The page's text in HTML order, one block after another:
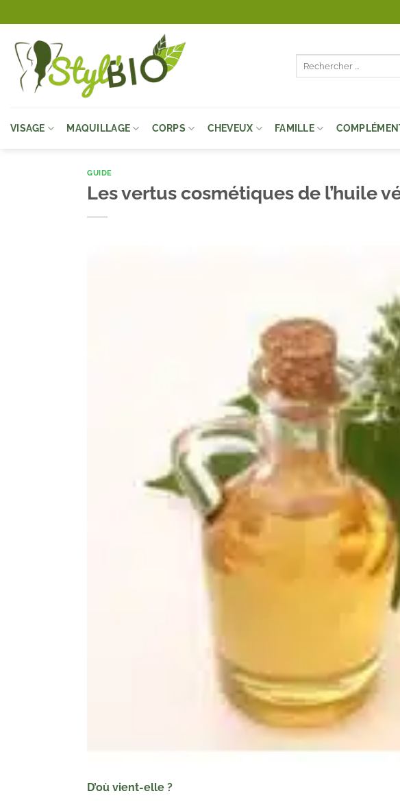
au
contenu
Recherche
VISAGE MAQUILLAGE CORPS CHEVEUX FAMILLE
GUIDE
Les vertus cosmétiques de l’huile
D’où vient-elle ?